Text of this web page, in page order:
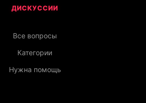
ДИСКУССИИ
Все вопросы
Категории
Нужна помощь